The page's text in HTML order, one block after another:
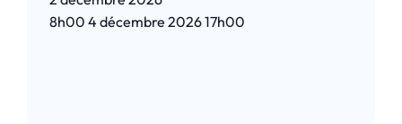
8h00 4 décembre 202617h00